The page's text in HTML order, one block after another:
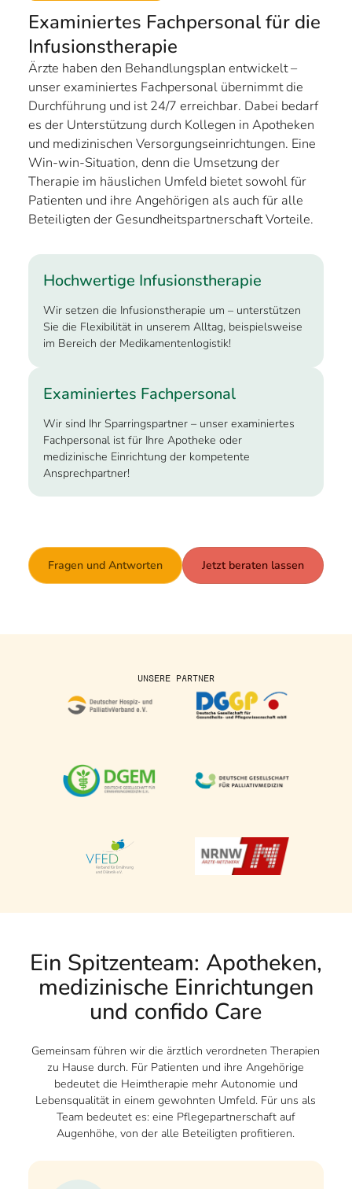
Examiniertes Fachpersonal für die
Infusionstherapie
Ärzte haben den Behandlungsplan entwickelt –
unser examiniertes Fachpersonal übernimmt die
Durchführung und ist 24/7 erreichbar. Dabei bedarf
es der Unterstützung durch Kollegen in Apotheken
und medizinischen Versorgungseinrichtungen. Eine
Win-win-Situation, denn die Umsetzung der
Therapie im häuslichen Umfeld bietet sowohl für
Patienten und ihre Angehörigen als auch für alle
Beteiligten der Gesundheitspartnerschaft Vorteile.
Hochwertige Infusionstherapie
Wir setzen die Infusionstherapie um – unterstützen
Sie die Flexibilität in unserem Alltag, beispielsweise
im Bereich der Medikamentenlogistik!
Examiniertes Fachpersonal
Wir sind Ihr Sparringspartner – unser examiniertes
Fachpersonal ist für Ihre Apotheke oder
medizinische Einrichtung der kompetente
Ansprechpartner!
Fragen und Antworten Jetzt beraten lassen
UNSERE PARTNER
Ein Spitzenteam: Apotheken,
medizinische Einrichtungen
und confido Care
Gemeinsam führen wir die ärztlich verordneten Therapien
zu Hause durch. Für Patienten und ihre Angehörige
bedeutet die Heimtherapie mehr Autonomie und
Lebensqualität in einem gewohnten Umfeld. Für uns als
Team bedeutet es: eine Pflegepartnerschaft auf
Augenhöhe, von der alle Beteiligten profitieren.